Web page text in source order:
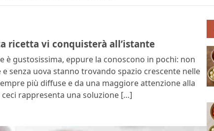
ricetta vi conquisterà all’istante
è gustosissima, eppure la conoscono in pochi: non
senza uova stanno trovando spazio crescente nelle
più diffuse e da una maggiore attenzione alla
rappresenta una soluzione […]